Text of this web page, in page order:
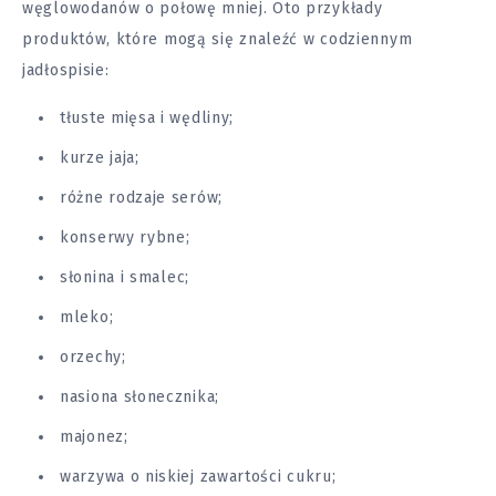
węglowodanów o połowę mniej. Oto przykłady
produktów, które mogą się znaleźć w codziennym
jadłospisie:
tłuste mięsa i wędliny;
kurze jaja;
różne rodzaje serów;
konserwy rybne;
słonina i smalec;
mleko;
orzechy;
nasiona słonecznika;
majonez;
warzywa o niskiej zawartości cukru;